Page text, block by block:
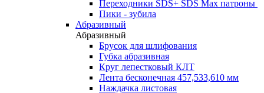
Переходники SDS+ SDS Max патроны
Пики - зубила
Абразивный
Абразивный
Брусок для шлифования
Губка абразивная
Круг лепестковый КЛТ
Лента бесконечная 457,533,610 мм
Наждачка листовая